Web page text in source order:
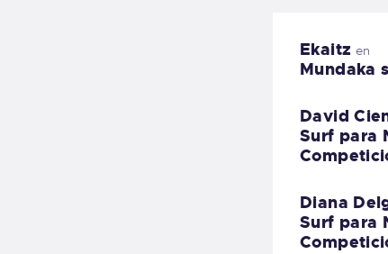
Ekaitz en
Mundaka
David
Surf para
Diana
Surf para